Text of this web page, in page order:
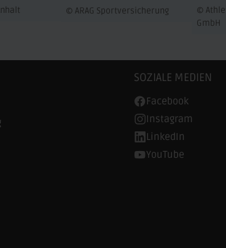
© ARAG Sportversicherung
©
GmbH
SOZIALE MEDIEN
Facebook
Instagram
LinkedIn
YouTube